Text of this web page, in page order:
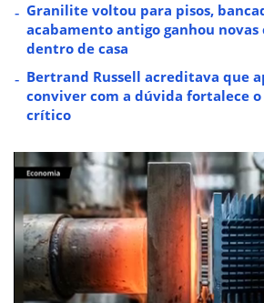
Granilite voltou para pisos,
acabamento antigo ganhou novas
dentro de casa
Bertrand Russell acreditava que
conviver com a dúvida fortalece
crítico